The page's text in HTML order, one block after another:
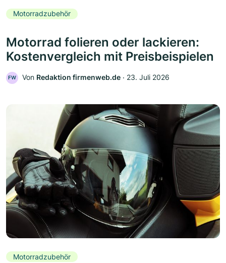
Motorradzubehör
Motorrad folieren oder lackieren:
Kostenvergleich mit Preisbeispielen
FW Von Redaktion firmenweb.de ‧ 23. Juli 2026
Motorradzubehör